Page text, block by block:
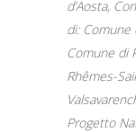
d’Aosta,
di: Comune
Comune di
Rhêmes-
Progetto